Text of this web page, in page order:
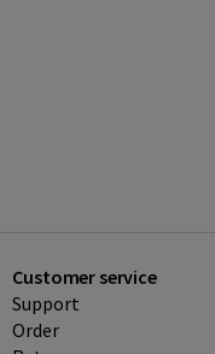
Customer service
Support
Order